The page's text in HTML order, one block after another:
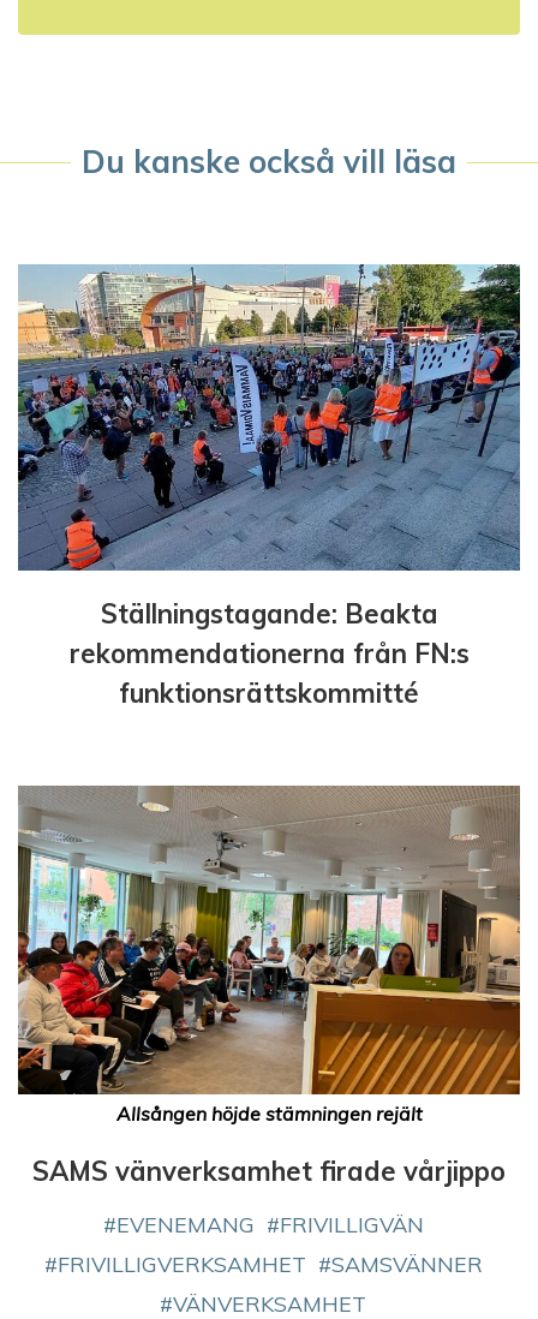
g
r
i
n
g
Du kanske också vill läsa
Ställningstagande: Beakta
rekommendationerna från FN:s
funktionsrättskommitté
Allsången höjde stämningen rejält
SAMS vänverksamhet firade vårjippo
EVENEMANG
FRIVILLIGVÄN
FRIVILLIGVERKSAMHET
SAMSVÄNNER
VÄNVERKSAMHET